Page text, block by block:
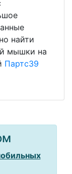
найти
мышки на
Партс39